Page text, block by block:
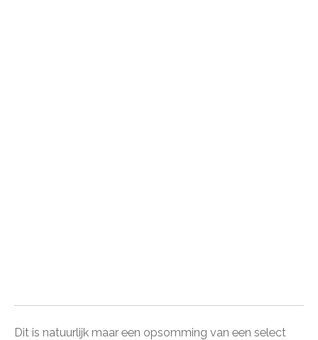
Dit is natuurlijk maar een opsomming van een select